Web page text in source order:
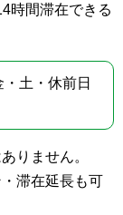
時間滞在できる
・土・休前日
りません。
滞在延長も可